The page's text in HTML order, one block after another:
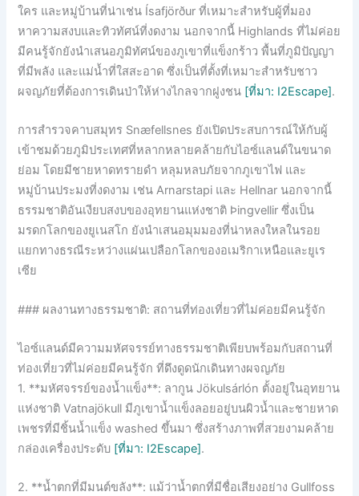
ใคร และหมู่บ้านที่น่าเช่น Ísafjörður ที่เหมาะสำหรับผู้ที่มอง
หาความสงบและทิวทัศน์ที่งดงาม นอกจากนี้ Highlands ที่ไม่ค่อย
มีคนรู้จักยังนำเสนอภูมิทัศน์ของภูเขาที่แข็งกร้าว พื้นที่ภูมิปัญญา
ที่มีพลัง และแม่น้ำที่ใสสะอาด ซึ่งเป็นที่ตั้งที่เหมาะสำหรับชาว
ผจญภัยที่ต้องการเดินป่าให้ห่างไกลจากฝูงชน [ที่มา: I2Escape].
การสำรวจคาบสมุทร Snæfellsnes ยังเปิดประสบการณ์ให้กับผู้
เข้าชมด้วยภูมิประเทศที่หลากหลายคล้ายกับไอซ์แลนด์ในขนาด
ย่อม โดยมีชายหาดทรายดำ หลุมหลบภัยจากภูเขาไฟ และ
หมู่บ้านประมงที่งดงาม เช่น Arnarstapi และ Hellnar นอกจากนี้
ธรรมชาติอันเงียบสงบของอุทยานแห่งชาติ Þingvellir ซึ่งเป็น
มรดกโลกของยูเนสโก ยังนำเสนอมุมมองที่น่าหลงใหลในรอย
แยกทางธรณีระหว่างแผ่นเปลือกโลกของอเมริกาเหนือและยูเร
เซีย
### ผลงานทางธรรมชาติ: สถานที่ท่องเที่ยวที่ไม่ค่อยมีคนรู้จัก
ไอซ์แลนด์มีความมหัศจรรย์ทางธรรมชาติเพียบพร้อมกับสถานที่
ท่องเที่ยวที่ไม่ค่อยมีคนรู้จัก ที่ดึงดูดนักเดินทางผจญภัย
1. **มหัศจรรย์ของน้ำแข็ง**: ลากูน Jökulsárlón ตั้งอยู่ในอุทยาน
แห่งชาติ Vatnajökull มีภูเขาน้ำแข็งลอยอยู่บนผิวน้ำและชายหาด
เพชรที่มีชิ้นน้ำแข็ง washed ขึ้นมา ซึ่งสร้างภาพที่สวยงามคล้าย
กล่องเครื่องประดับ [ที่มา: I2Escape].
2. **น้ำตกที่มีมนต์ขลัง**: แม้ว่าน้ำตกที่มีชื่อเสียงอย่าง Gullfoss